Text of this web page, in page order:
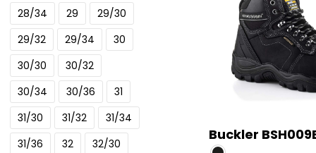
28/34
29
29/30
29/32
29/34
30
30/30
30/32
30/34
30/36
31
31/30
31/32
31/34
31/36
32
32/30
variaties.
optie
gekozen
de
Buckler